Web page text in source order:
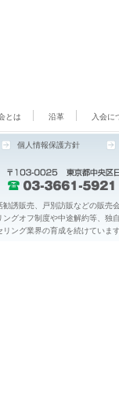
とは 沿革 入会に
個人情報保護方針
誘販売、戸別訪販などの販売
グオフ制度や中途解約等、
ング業界の育成を続けていま